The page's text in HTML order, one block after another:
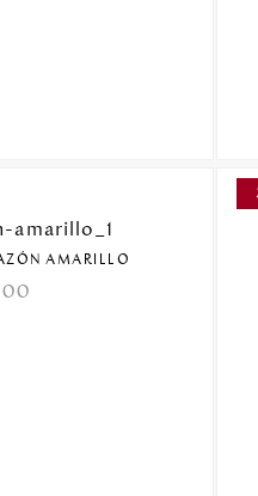
AMARILLO